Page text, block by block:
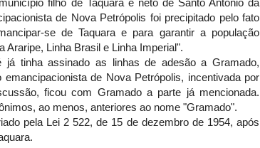
filho de Taquara e neto de Santo Antônio da
de Nova Petrópolis foi precipitado pelo fato
se de Taquara e para garantir a população
Araripe, Linha Brasil e Linha Imperial".
já tinha assinado as linhas de adesão a Gramado,
de Nova Petrópolis, incentivada por
ficou com Gramado a parte já mencionada.
ao menos, anteriores ao nome "Gramado".
pela Lei 2 522, de 15 de dezembro de 1954, após